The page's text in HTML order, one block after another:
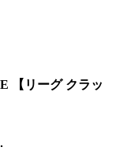
【リーグ クラッ